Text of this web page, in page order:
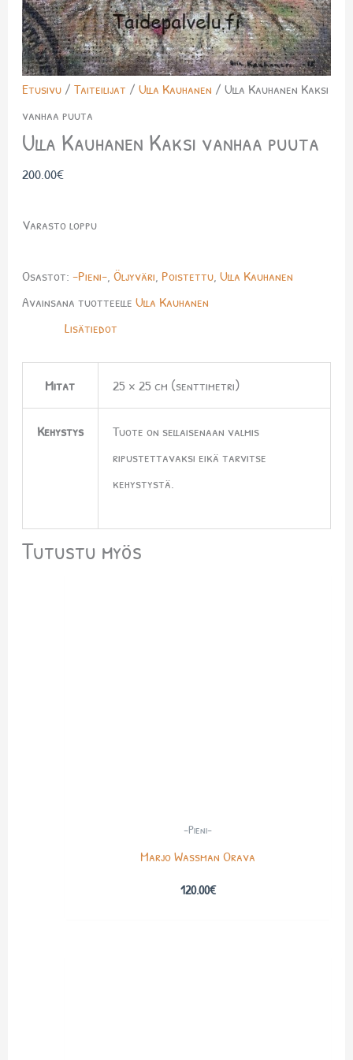
Etusivu/ Taiteilijat / Ulla Kauhanen / Ulla Kauhanen Kaksi
vanhaa puuta
Ulla Kauhanen Kaksi vanhaa puuta
200.00€
Varasto loppu
Osastot: -Pieni-, Öljyväri, Poistettu, Ulla Kauhanen
Avainsana tuotteelle Ulla Kauhanen
Lisätiedot
Mitat 25 × 25 cm (senttimetri)
Kehystys
Tuote on sellaisenaan valmis
ripustettavaksi eikä tarvitse
kehystystä.
Tutustu myös
-Pieni-
Marjo Wassman Orava
120.00€